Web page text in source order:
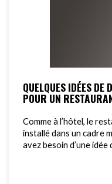
QUELQUES IDÉES DE
POUR UN
Comme à l’hôtel, le
installé dans un cadre
avez besoin d’une